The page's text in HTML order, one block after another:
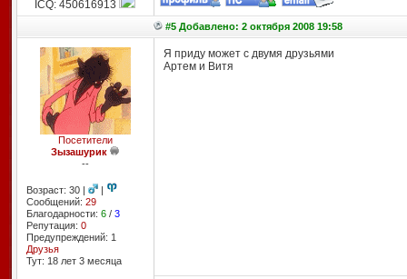
ICQ: 450616913
#5 Добавлено: 2 октября 2008 19:58
Посетители
Зызашурик
--
Возраст: 30 |
|
Сообщений: 29
Благодарности: 6/ 3
Репутация: 0
Предупреждений: 1
Друзья
Тут: 18 лет 3 месяцa
Я приду может с двумя друзьями
Артем и Витя